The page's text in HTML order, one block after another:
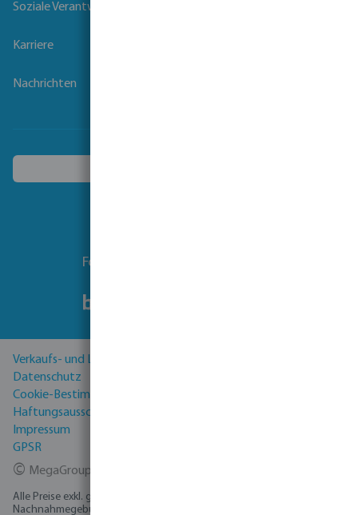
Soziale Verantwortung der Unternehmen
Karriere
Nachrichten
Folgen Sie uns
Verkaufs- und Lieferbedingungen
Datenschutz
Cookie-Bestimmungen
Haftungsausschluss
Impressum
GPSR
© MegaGroup Trade 2026
Alle Preise exkl. gesetzl. Mehrwertsteuer zzgl.
Nachnahmegebühren, wenn nicht anders angegeben.